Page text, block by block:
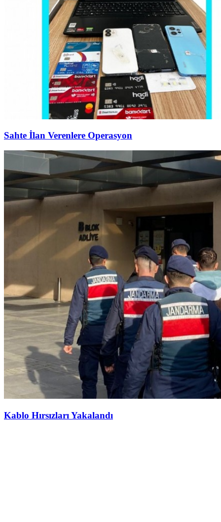
Sahte İlan Verenlere Operasyon
Kablo Hırsızları Yakalandı